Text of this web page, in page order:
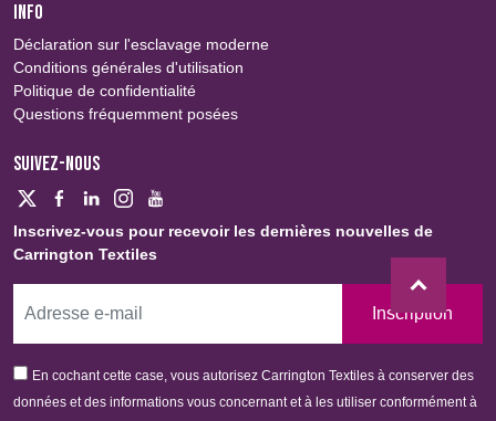
INFO
Déclaration sur l'esclavage moderne
Conditions générales d'utilisation
Politique de confidentialité
Questions fréquemment posées
SUIVEZ-NOUS
Inscrivez-vous pour recevoir les dernières nouvelles de
Carrington Textiles
Inscription
En cochant cette case, vous autorisez Carrington Textiles à conserver des
données et des informations vous concernant et à les utiliser conformément à